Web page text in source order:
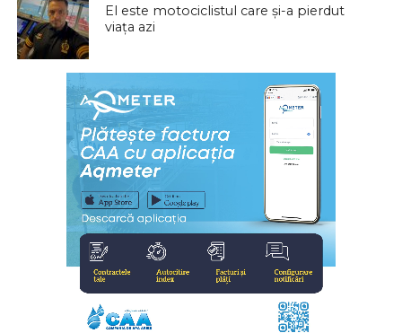
El este motociclistul care și-a pierdut
viața azi